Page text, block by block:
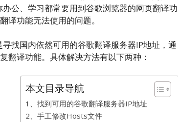
公、学习都常要用到谷歌浏览器的网页翻译功
译功能无法使用的问题。
找国内依然可用的谷歌翻译服务器IP地址，通
翻译功能。具体解决方法有以下两种：
本文目录导航
1、找到可用的谷歌翻译服务器IP地址
2、手工修改Hosts文件